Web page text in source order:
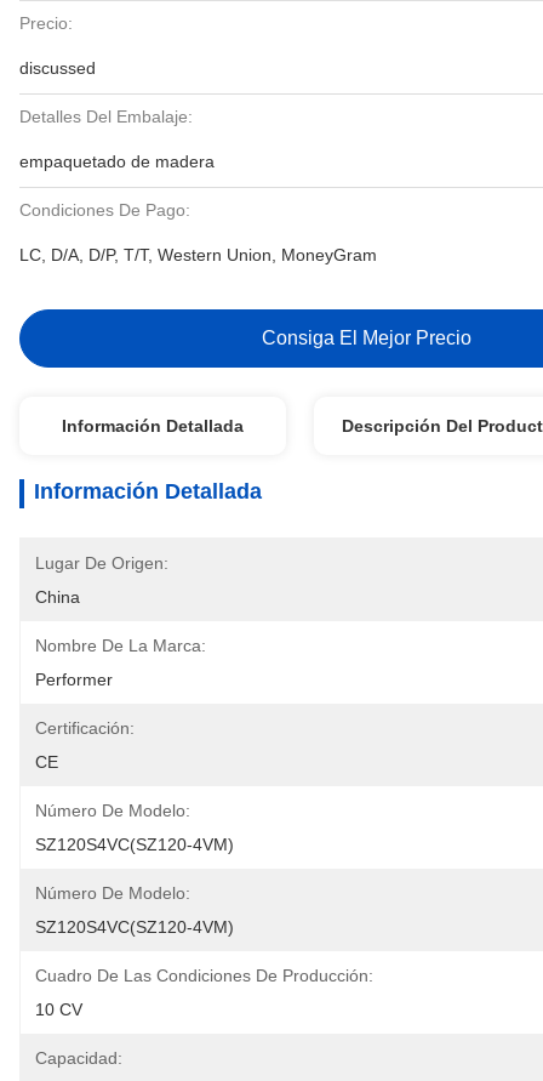
Precio:
discussed
Detalles Del Embalaje:
empaquetado de madera
Condiciones De Pago:
LC, D/A, D/P, T/T, Western Union, MoneyGram
Consiga El Mejor Precio
Información Detallada Descripción Del
Información Detallada
Lugar De Origen:
China
Nombre De La Marca:
Performer
Certificación:
CE
Número De Modelo:
SZ120S4VC(SZ120-4VM)
Número De Modelo:
SZ120S4VC(SZ120-4VM)
Cuadro De Las Condiciones De Producción:
10 CV
Capacidad: